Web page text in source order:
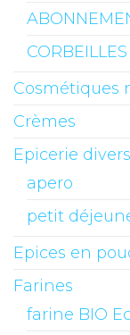
Cosmétiques
Crèmes
Epicerie divers
apero
petit
Epices en
Farines
farine BIO